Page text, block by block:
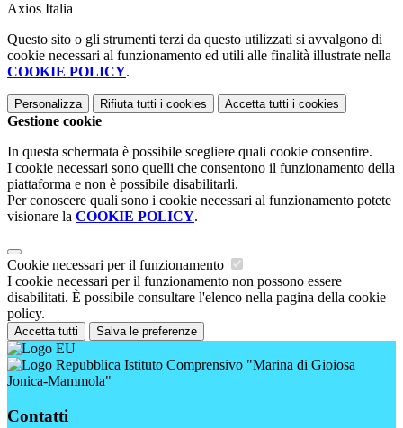
Axios Italia
Questo sito o gli strumenti terzi da questo utilizzati si avvalgono di
cookie necessari al funzionamento ed utili alle finalità illustrate nella
COOKIE POLICY.
Personalizza Rifiuta tutti i cookies Accetta tutti i cookies
Gestione cookie
In questa schermata è possibile scegliere quali cookie consentire.
I cookie necessari sono quelli che consentono il funzionamento della
piattaforma e non è possibile disabilitarli.
Per conoscere quali sono i cookie necessari al funzionamento potete
visionare la COOKIE POLICY.
Cookie necessari per il funzionamento
I cookie necessari per il funzionamento non possono essere
disabilitati. È possibile consultare l'elenco nella pagina della cookie
policy.
Accetta tutti Salva le preferenze
Istituto Comprensivo "Marina di Gioiosa
Jonica-Mammola"
Contatti